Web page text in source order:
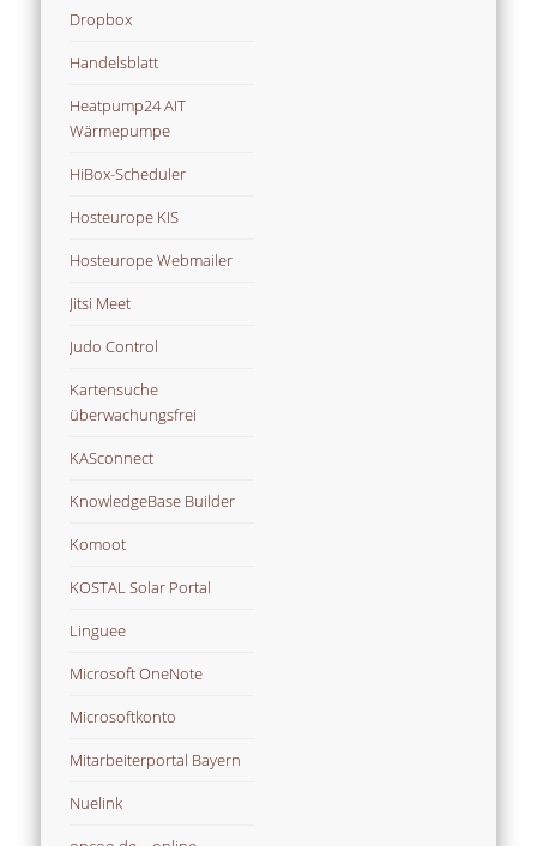
Dropbox
Handelsblatt
Heatpump24 AIT
Wärmepumpe
HiBox-Scheduler
Hosteurope KIS
Hosteurope Webmailer
Jitsi Meet
Judo Control
Kartensuche
überwachungsfrei
KASconnect
KnowledgeBase Builder
Komoot
KOSTAL Solar Portal
Linguee
Microsoft OneNote
Microsoftkonto
Mitarbeiterportal Bayern
Nuelink